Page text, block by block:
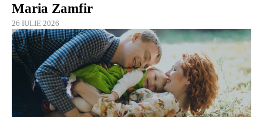
Maria Zamfir
26 IULIE 2026